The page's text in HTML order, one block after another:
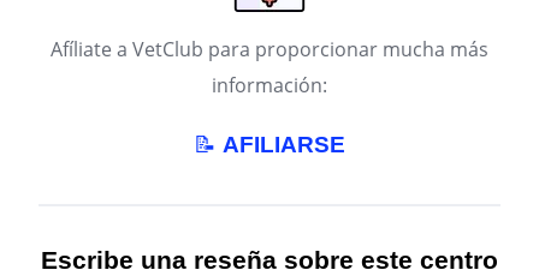
Afíliate a VetClub para proporcionar mucha más
información:
📝 AFILIARSE
Escribe una reseña sobre este centro